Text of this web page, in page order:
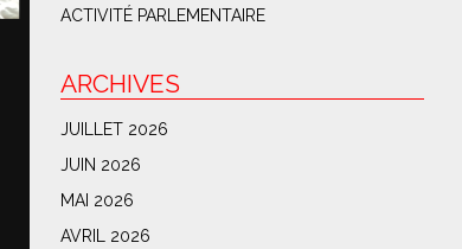
ACTIVITÉ PARLEMENTAIRE
ARCHIVES
JUILLET 2026
JUIN 2026
MAI 2026
AVRIL 2026